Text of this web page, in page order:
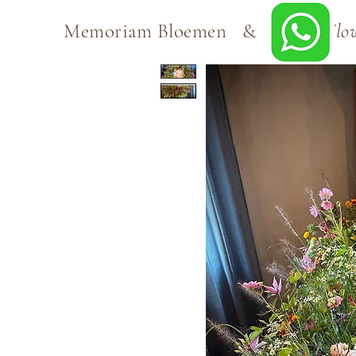
Memoriam Bloemen & Sacred